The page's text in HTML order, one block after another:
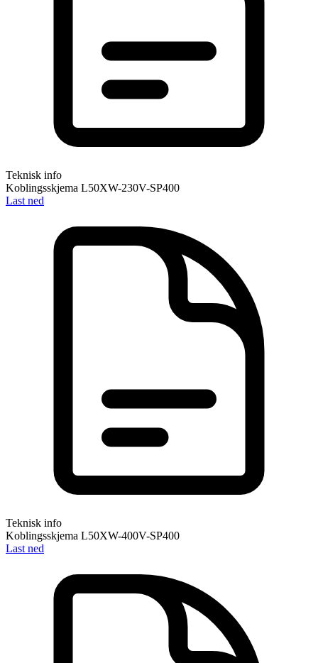
Teknisk info
Koblingsskjema L50XW-230V-SP400
Last ned
Teknisk info
Koblingsskjema L50XW-400V-SP400
Last ned